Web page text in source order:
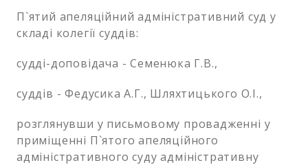
П`ятий апеляційний адміністративний суд у
складі колегії суддів:
судді-доповідача - Семенюка Г.В.,
суддів - Федусика А.Г., Шляхтицького О.І.,
розглянувши у письмовому провадженні у
приміщенні П`ятого апеляційного
адміністративного суду адміністративну